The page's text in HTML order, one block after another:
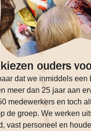
ouders
dat we inmiddels een
meer dan 25 jaar aan
medewerkers en toch
de groep. We werken
vast personeel en